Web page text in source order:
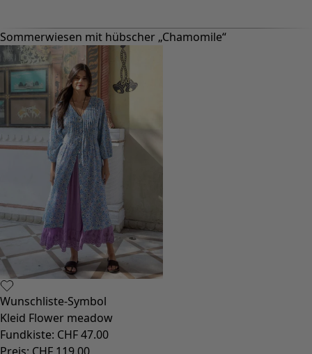
Sommerwiesen mit hübscher „Chamomile“
Wunschliste-Symbol
Kleid Flower meadow
Fundkiste: CHF 47.00